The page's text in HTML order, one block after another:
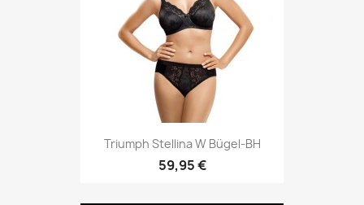
Triumph Stellina W Bügel-BH
59,95 €